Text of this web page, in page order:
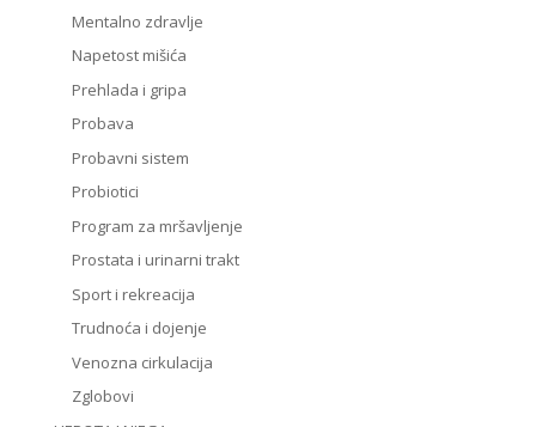
Mentalno zdravlje
Napetost mišića
Prehlada i gripa
Probava
Probavni sistem
Probiotici
Program za mršavljenje
Prostata i urinarni trakt
Sport i rekreacija
Trudnoća i dojenje
Venozna cirkulacija
Zglobovi